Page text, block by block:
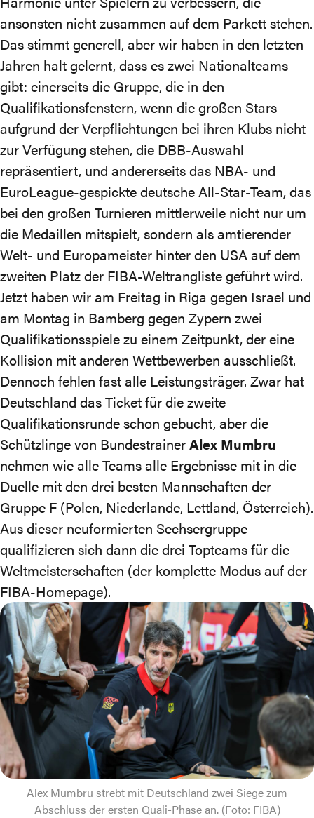
ansonsten nicht zusammen auf dem Parkett stehen.
Das stimmt generell, aber wir haben in den letzten
Jahren halt gelernt, dass es zwei Nationalteams
gibt: einerseits die Gruppe, die in den
Qualifikationsfenstern, wenn die großen Stars
aufgrund der Verpflichtungen bei ihren Klubs nicht
zur Verfügung stehen, die DBB-Auswahl
repräsentiert, und andererseits das NBA- und
EuroLeague-gespickte deutsche All-Star-Team, das
bei den großen Turnieren mittlerweile nicht nur um
die Medaillen mitspielt, sondern als amtierender
Welt- und Europameister hinter den USAauf dem
zweiten Platz der FIBA-Weltrangliste geführt wird.
Jetzt haben wir am Freitag in Riga gegen Israel und
am Montag in Bamberg gegen Zypern zwei
Qualifikationsspiele zu einem Zeitpunkt, der eine
Kollision mit anderen Wettbewerben ausschließt.
Dennoch fehlen fast alle Leistungsträger. Zwar hat
Deutschland das Ticket für die zweite
Qualifikationsrunde schon gebucht, aber die
Schützlinge von BundestrainerAlex Mumbru
nehmen wie alle Teams alle Ergebnisse mit in die
Duelle mit den drei besten Mannschaften der
Gruppe F (Polen, Niederlande, Lettland, Österreich).
Aus dieser neuformierten Sechsergruppe
qualifizieren sich dann die drei Topteams für die
Weltmeisterschaften (der komplette Modus auf der
FIBA-Homepage).
Alex Mumbru strebt mit Deutschland zwei Siege zum
Abschluss der ersten Quali-Phase an. (Foto: FIBA)